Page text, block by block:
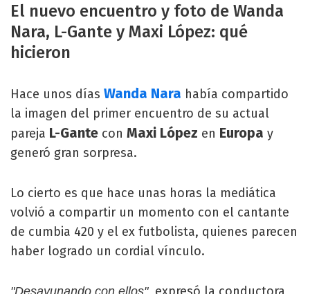
El nuevo encuentro y foto de Wanda
Nara, L-Gante y Maxi López: qué
hicieron
Hace unos días Wanda Nara había compartido
la imagen del primer encuentro de su actual
pareja L-Gante con Maxi López en Europa y
generó gran sorpresa.
Lo cierto es que hace unas horas la mediática
volvió a compartir un momento con el cantante
de cumbia 420 y el ex futbolista, quienes parecen
haber logrado un cordial vínculo.
"Desayunando con ellos"